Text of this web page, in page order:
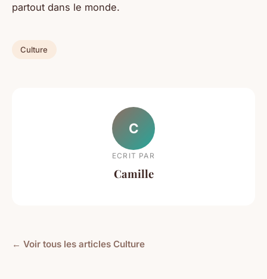
partout dans le monde.
Culture
C
ECRIT PAR
Camille
← Voir tous les articles Culture